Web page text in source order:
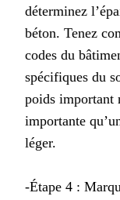
déterminez
béton. Tenez
codes du
spécifiques du
poids important
importante
léger.
-Étape 4 :